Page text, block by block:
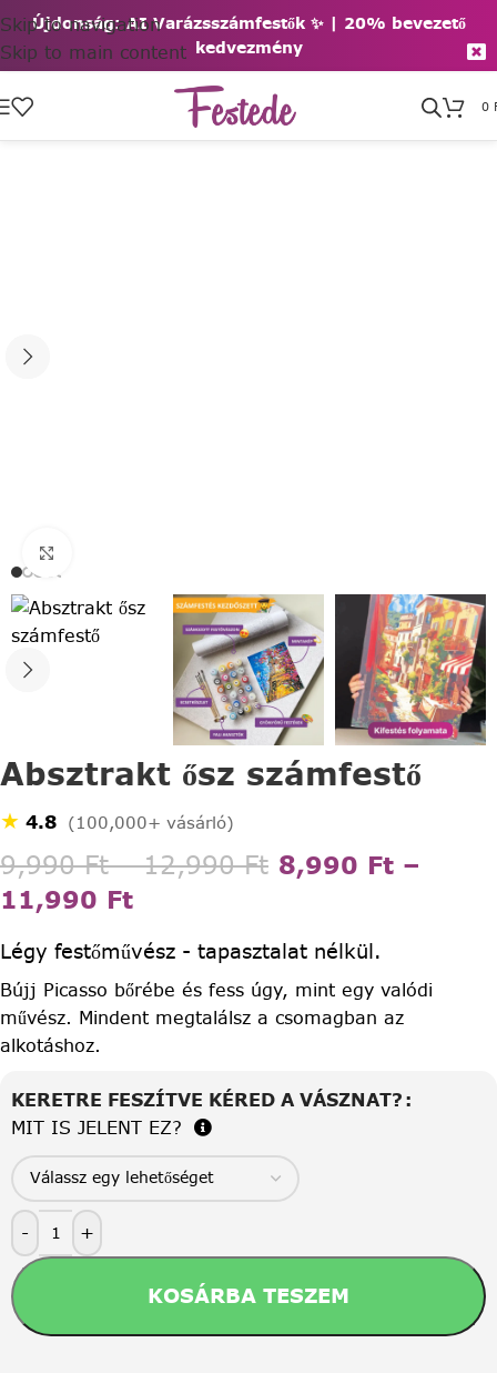
Újdonság: AI Varázsszámfestők ✨ | 20% bevezető
kedvezmény
Skip to navigation
Skip to main content
0
Absztrakt ősz számfestő
★ 4.8 (100,000+ vásárló)
9,990Ft – 12,990Ft 8,990 Ft –
11,990 Ft
Légy festőművész - tapasztalat nélkül.
Bújj Picasso bőrébe és fess úgy, mint egy valódi
művész. Mindent megtalálsz a csomagban az
alkotáshoz.
KERETRE FESZÍTVE KÉRED A VÁSZNAT?
MIT IS JELENT EZ?
- +
KOSÁRBA TESZEM